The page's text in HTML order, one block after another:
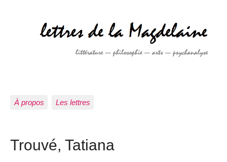
À propos Les lettres
Trouvé, Tatiana